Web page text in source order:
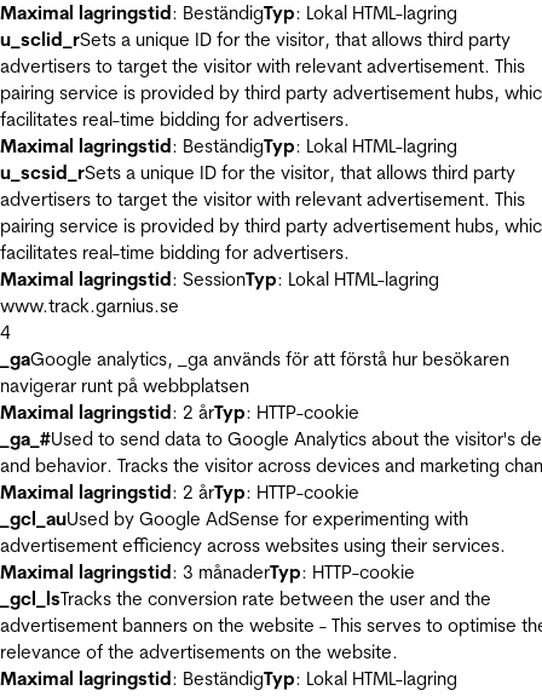
Maximal lagringstid: BeständigTyp: Lokal HTML-lagring
u_sclid_rSets a unique ID for the visitor, that allows third party
advertisers to target the visitor with relevant advertisement. This
pairing service is provided by third party advertisement hubs,
facilitates real-time bidding for advertisers.
Maximal lagringstid: BeständigTyp: Lokal HTML-lagring
u_scsid_rSets a unique ID for the visitor, that allows third party
advertisers to target the visitor with relevant advertisement. This
pairing service is provided by third party advertisement hubs,
facilitates real-time bidding for advertisers.
Maximal lagringstid: SessionTyp: Lokal HTML-lagring
www.track.garnius.se
4
_gaGoogle analytics, _ga används för att förstå hur besökaren
navigerar runt på webbplatsen
Maximal lagringstid: 2 årTyp: HTTP-cookie
_ga_#Used to send data to Google Analytics about the visitor's
and behavior. Tracks the visitor across devices and marketing
Maximal lagringstid: 2 årTyp: HTTP-cookie
_gcl_auUsed by Google AdSense for experimenting with
advertisement efficiency across websites using their services.
Maximal lagringstid: 3 månaderTyp: HTTP-cookie
_gcl_lsTracks the conversion rate between the user and the
advertisement banners on the website - This serves to optimise
relevance of the advertisements on the website.
Maximal lagringstid: BeständigTyp: Lokal HTML-lagring